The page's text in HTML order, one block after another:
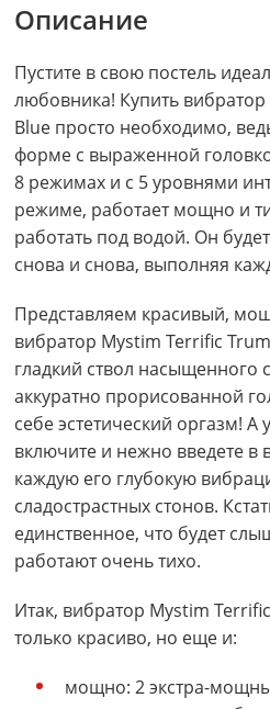
Описание
Пустите в свою постель
любовника! Купить
Blue просто необходимо,
форме с выраженной
8 режимах и с 5 уровнями
режиме, работает мощно и
работать под водой. Он
снова и снова, выполняя
Представляем красивый,
вибратор Mystim Terrific
гладкий ствол насыщенного
аккуратно прорисованной
себе эстетический оргазм! А
включите и нежно введете в
каждую его глубокую
сладострастных стонов.
единственное, что будет
работают очень тихо.
Итак, вибратор Mystim
только красиво, но еще и:
мощно: 2 экстра-